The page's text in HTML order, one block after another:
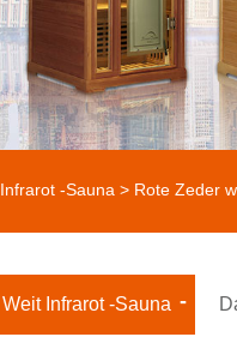
-Sauna > Rote Zeder
Weit Infrarot -Sauna